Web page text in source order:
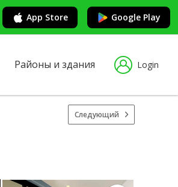
App Store Google Play
Районы и здания Login
Следующий